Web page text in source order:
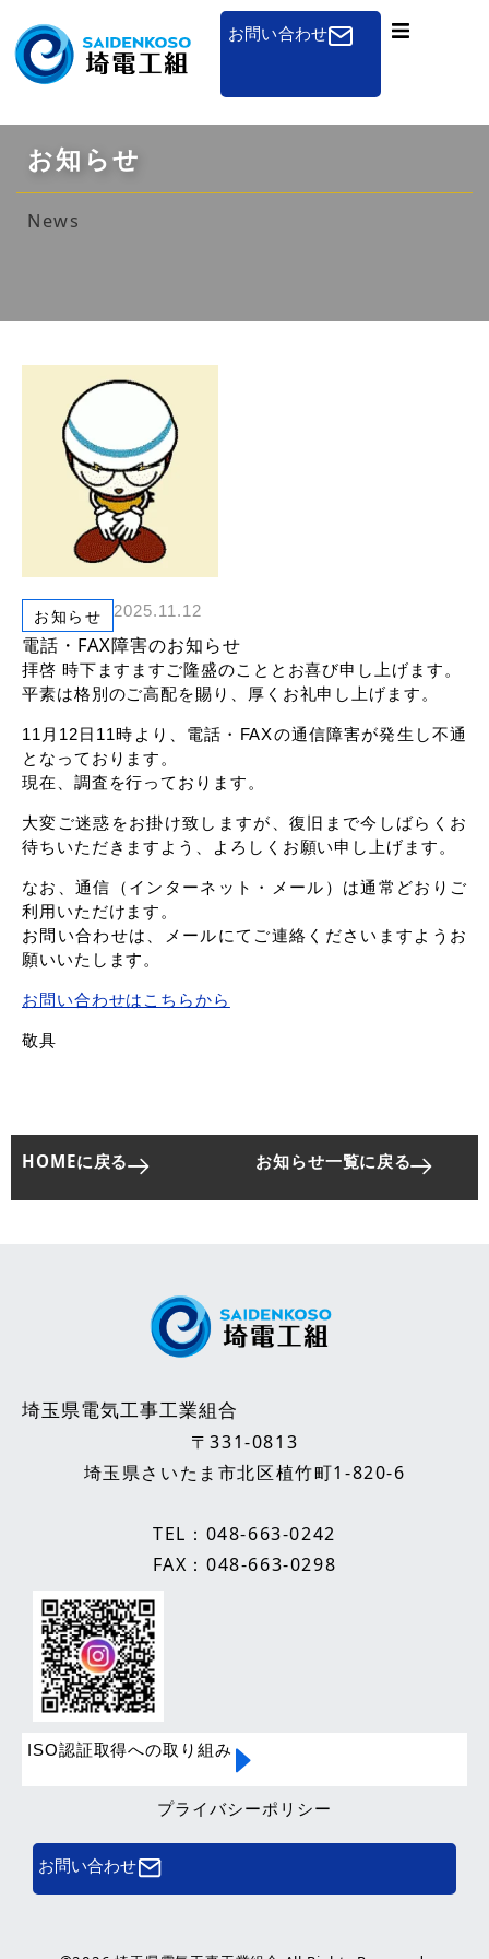
お問い合わせ
一般のお客さまへ
免状申請
その他
お知らせ
採用について
リンク
お知らせ
News
お知らせ 2025.11.12
電話・FAX障害のお知らせ
拝啓 時下ますますご隆盛のこととお喜び申し上げます。
平素は格別のご高配を賜り、厚くお礼申し上げます。
11月12日11時より、電話・FAXの通信障害が発生し不通
となっております。
現在、調査を行っております。
大変ご迷惑をお掛け致しますが、復旧まで今しばらくお
待ちいただきますよう、よろしくお願い申し上げます。
なお、通信（インターネット・メール）は通常どおりご
利用いただけます。
お問い合わせは、メールにてご連絡くださいますようお
願いいたします。
お問い合わせはこちらから
敬具
HOMEに戻る お知らせ一覧に戻る
埼玉県電気工事工業組合
〒331-0813
埼玉県さいたま市北区植竹町1-820-6
TEL： 048-663-0242
FAX：048-663-0298
ISO認証取得への取り組み
プライバシーポリシー
お問い合わせ